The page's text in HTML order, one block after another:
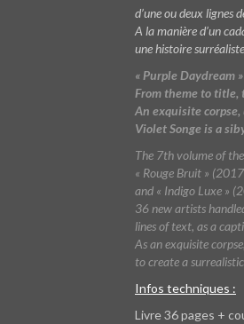
d’une ou deux lignes
A la manière d’un
une histoire
« Purple Daydream
From theme to title,
An exquisite
Violet Songe is a
The 7th volume of the
« Rouge Bruit »
and « Indigo Luxe »
36 new artists
lines of text, as a
As an exquisite
to create a
Infos techniques :
Livre 36 pages +